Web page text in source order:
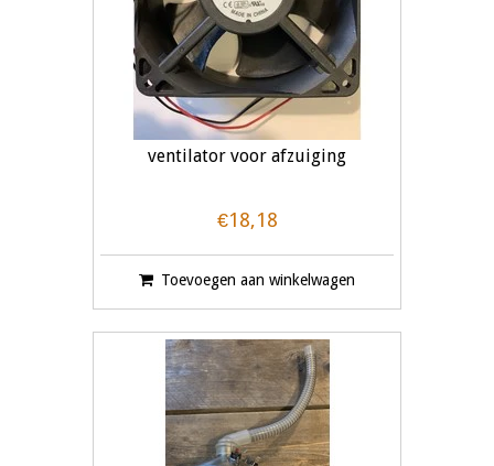
ventilator voor afzuiging
€18,18
Toevoegen aan winkelwagen